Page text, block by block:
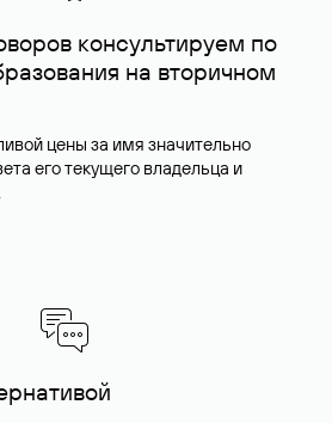
консультируем по
на вторичном
цены за имя значительно
его текущего владельца и